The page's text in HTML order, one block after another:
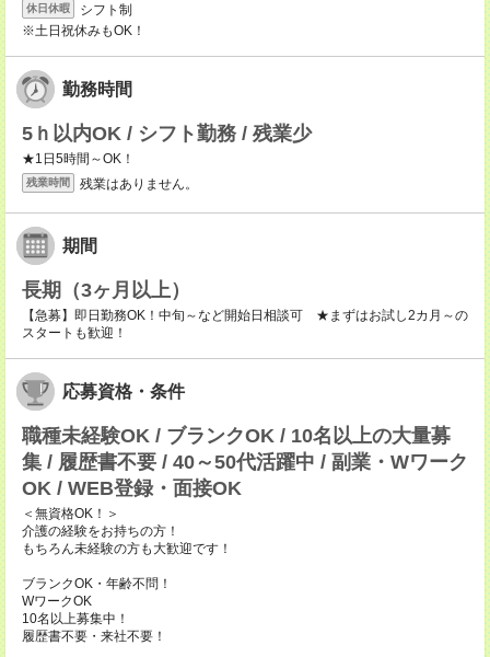
休日休暇
シフト制
※土日祝休みもOK！
勤務時間
5ｈ以内OK / シフト勤務 / 残業少
★1日5時間～OK！
残業時間 残業はありません。
期間
長期（3ヶ月以上）
【急募】即日勤務OK！中旬～など開始日相談可 ★まずはお試し2カ月～の
スタートも歓迎！
応募資格・条件
職種未経験OK / ブランクOK / 10名以上の大量募
集 / 履歴書不要 / 40～50代活躍中 / 副業・Wワーク
OK / WEB登録・面接OK
＜無資格OK！＞
介護の経験をお持ちの方！
もちろん未経験の方も大歓迎です！
ブランクOK・年齢不問！
WワークOK
10名以上募集中！
履歴書不要・来社不要！